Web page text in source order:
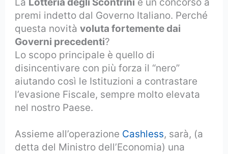
La Lotteria degli Scontrini è un concorso a
premi indetto dal Governo Italiano. Perché
questa novitàvoluta fortemente dai
Governi precedenti?
Lo scopo principale è quello di
disincentivare con più forza il “nero”
aiutando così le Istituzioni a contrastare
l’evasione Fiscale, sempre molto elevata
nel nostro Paese.
Assieme all’operazione Cashless, sarà, (a
detta del Ministro dell’Economia) una